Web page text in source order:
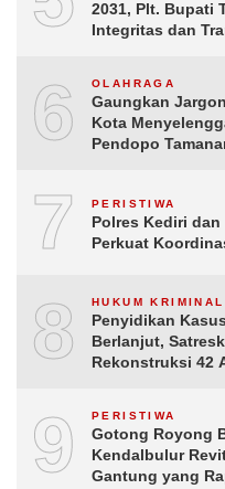
2031, Plt. Bupati
Integritas dan
6 OLAHRAGA
Gaungkan
Kota
Pendopo
7 PERISTIWA
Polres Kediri
Perkuat
8 HUKUM KRIMINAL
Penyidikan
Berlanjut,
Rekonstruksi 42
9 PERISTIWA
Gotong Royong
Kendalbulur
Gantung yang